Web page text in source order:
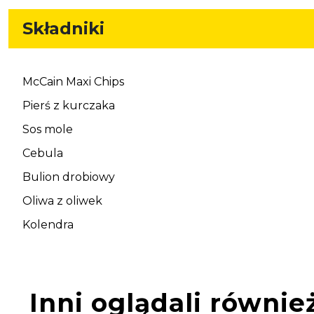
Składniki
McCain Maxi Chips
Pierś z kurczaka
Sos mole
Cebula
Bulion drobiowy
Oliwa z oliwek
Kolendra
Inni oglądali